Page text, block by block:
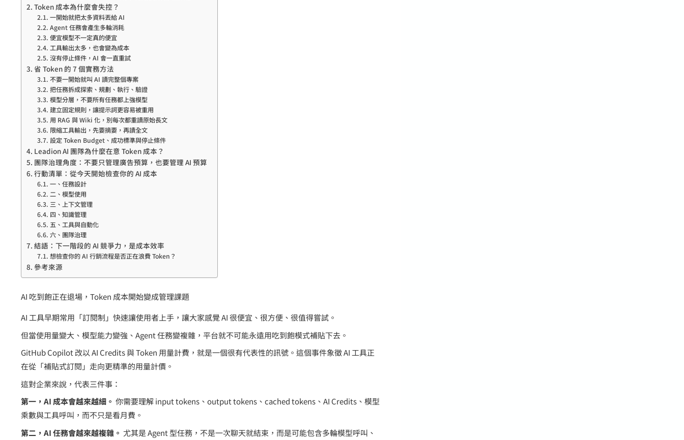
Token 成本為什麼會失控？
一開始就把太多資料丟給 AI
Agent 任務會產生多輪消耗
便宜模型不一定真的便宜
工具輸出太多，也會變為成本
沒有停止條件，AI 會一直重試
省 Token 的 7 個實務方法
不要一開始就叫 AI 讀完整個專案
把任務拆成探索、規劃、執行、驗證
模型分層，不要所有任務都上強模型
建立固定規則，讓提示詞更容易被重用
用 RAG 與 Wiki 化，別每次都重讀原始長文
限縮工具輸出，先要摘要，再讀全文
設定 Token Budget、成功標準與停止條件
Leadion AI 團隊為什麼在意 Token 成本？
團隊治理角度：不要只管理廣告預算，也要管理 AI 預算
行動清單：從今天開始檢查你的 AI 成本
一、任務設計
二、模型使用
三、上下文管理
四、知識管理
五、工具與自動化
六、團隊治理
結語：下一階段的 AI 競爭力，是成本效率
想檢查你的 AI 行銷流程是否正在浪費 Token？
參考來源
AI 吃到飽正在退場，Token 成本開始變成管理課題
AI 工具早期常用「訂閱制」快速讓使用者上手，讓大家感覺 AI 很便宜、很方便、很值得嘗試。
但當使用量變大、模型能力變強、Agent 任務變複雜，平台就不可能永遠用吃到飽模式補貼下去。
GitHub Copilot 改以 AI Credits 與 Token 用量計費，就是一個很有代表性的訊號。這個事件象徵 AI 工具正
在從「補貼式訂閱」走向更精準的用量計價。
這對企業來說，代表三件事：
第一，AI 成本會越來越細。 你需要理解 input tokens、output tokens、cached tokens、AI Credits、模型
乘數與工具呼叫，而不只是看月費。
第二，AI 任務會越來越複雜。 尤其是 Agent 型任務，不是一次聊天就結束，而是可能包含多輪模型呼叫、